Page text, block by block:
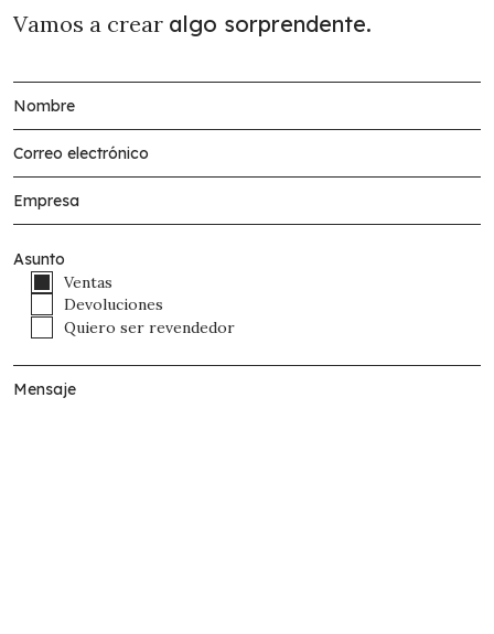
Vamos a crear algo sorprendente.
Asunto
Ventas
Devoluciones
Quiero ser revendedor